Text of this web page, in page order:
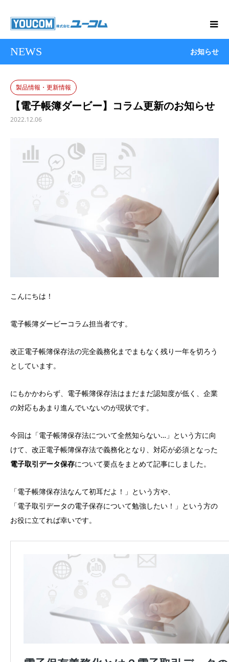
NEWS お知らせ
製品情報・更新情報
【電子帳簿ダービー】コラム更新のお知らせ
2022.12.06
こんにちは！
電子帳簿ダービーコラム担当者です。
改正電子帳簿保存法の完全義務化までまもなく残り一年を切ろう
としています。
にもかかわらず、電子帳簿保存法はまだまだ認知度が低く、企業
の対応もあまり進んでいないのが現状です。
今回は「電子帳簿保存法について全然知らない…」という方に向
けて、改正電子帳簿保存法で義務化となり、対応が必須となった
電子取引データ保存について要点をまとめて記事にしました。
「電子帳簿保存法なんて初耳だよ！」という方や、
「電子取引データの電子保存について勉強したい！」という方の
お役に立てれば幸いです。